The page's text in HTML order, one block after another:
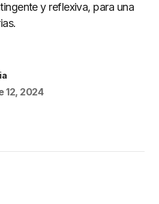
y reflexiva, para una
12, 2024